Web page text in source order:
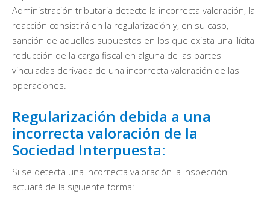
Administración tributaria detecte la incorrecta valoración, la
reacción consistirá en la regularización y, en su caso,
sanción de aquellos supuestos en los que exista una ilícita
reducción de la carga fiscal en alguna de las partes
vinculadas derivada de una incorrecta valoración de las
operaciones.
Regularización debida a una
incorrecta valoración de la
Sociedad Interpuesta:
Si se detecta una incorrecta valoración la Inspección
actuará de la siguiente forma: